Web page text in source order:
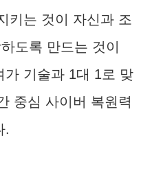
키는 것이 자신과 조
도록 만드는 것이
가 기술과 1대 1로 맞
중심 사이버 복원력
.